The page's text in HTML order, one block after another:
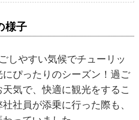
様子
しやすい気候でチューリッ
ぴったりのシーズン！過ご
気で、快適に観光をするこ
社員が添乗に行った際も、